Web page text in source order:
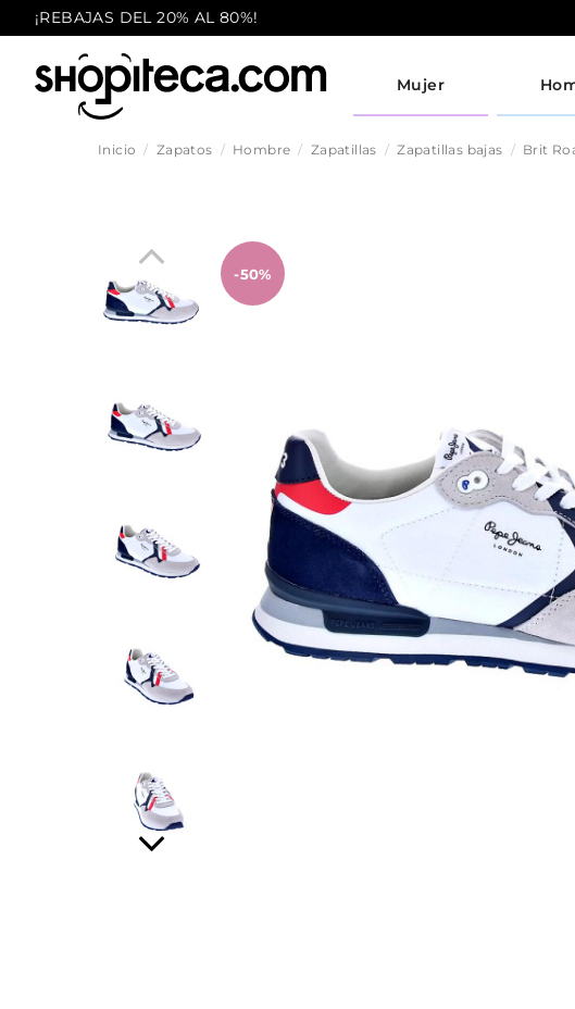
¡REBAJAS DEL 20% AL 80%!
Mujer
Inicio Zapatos Hombre Zapatillas Zapatillas bajas Brit
-50%